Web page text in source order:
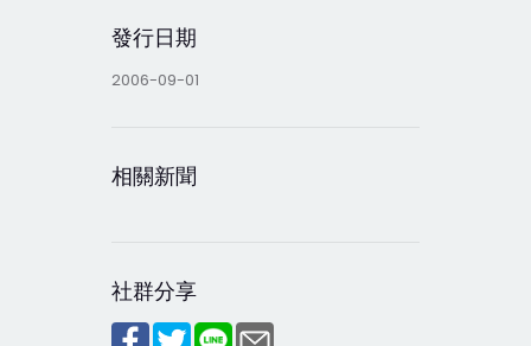
發行日期
2006-09-01
相關新聞
社群分享